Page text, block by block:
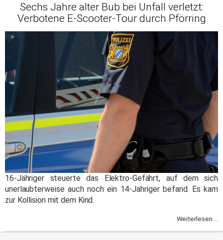
Sechs Jahre alter Bub bei Unfall verletzt:
Verbotene E-Scooter-Tour durch Pförring
16-Jähriger steuerte das Elektro-Gefährt, auf dem sich
unerlaubterweise auch noch ein 14-Jähriger befand. Es kam
zur Kollision mit dem Kind.
Weiterlesen ...